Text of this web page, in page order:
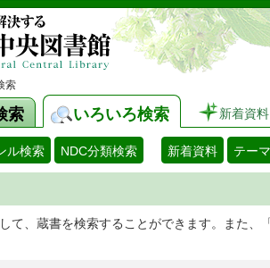
索
索 いろいろ検索 新着資料
ル検索 NDC分類検索 新着資料 テー
て、蔵書を検索することができます。また